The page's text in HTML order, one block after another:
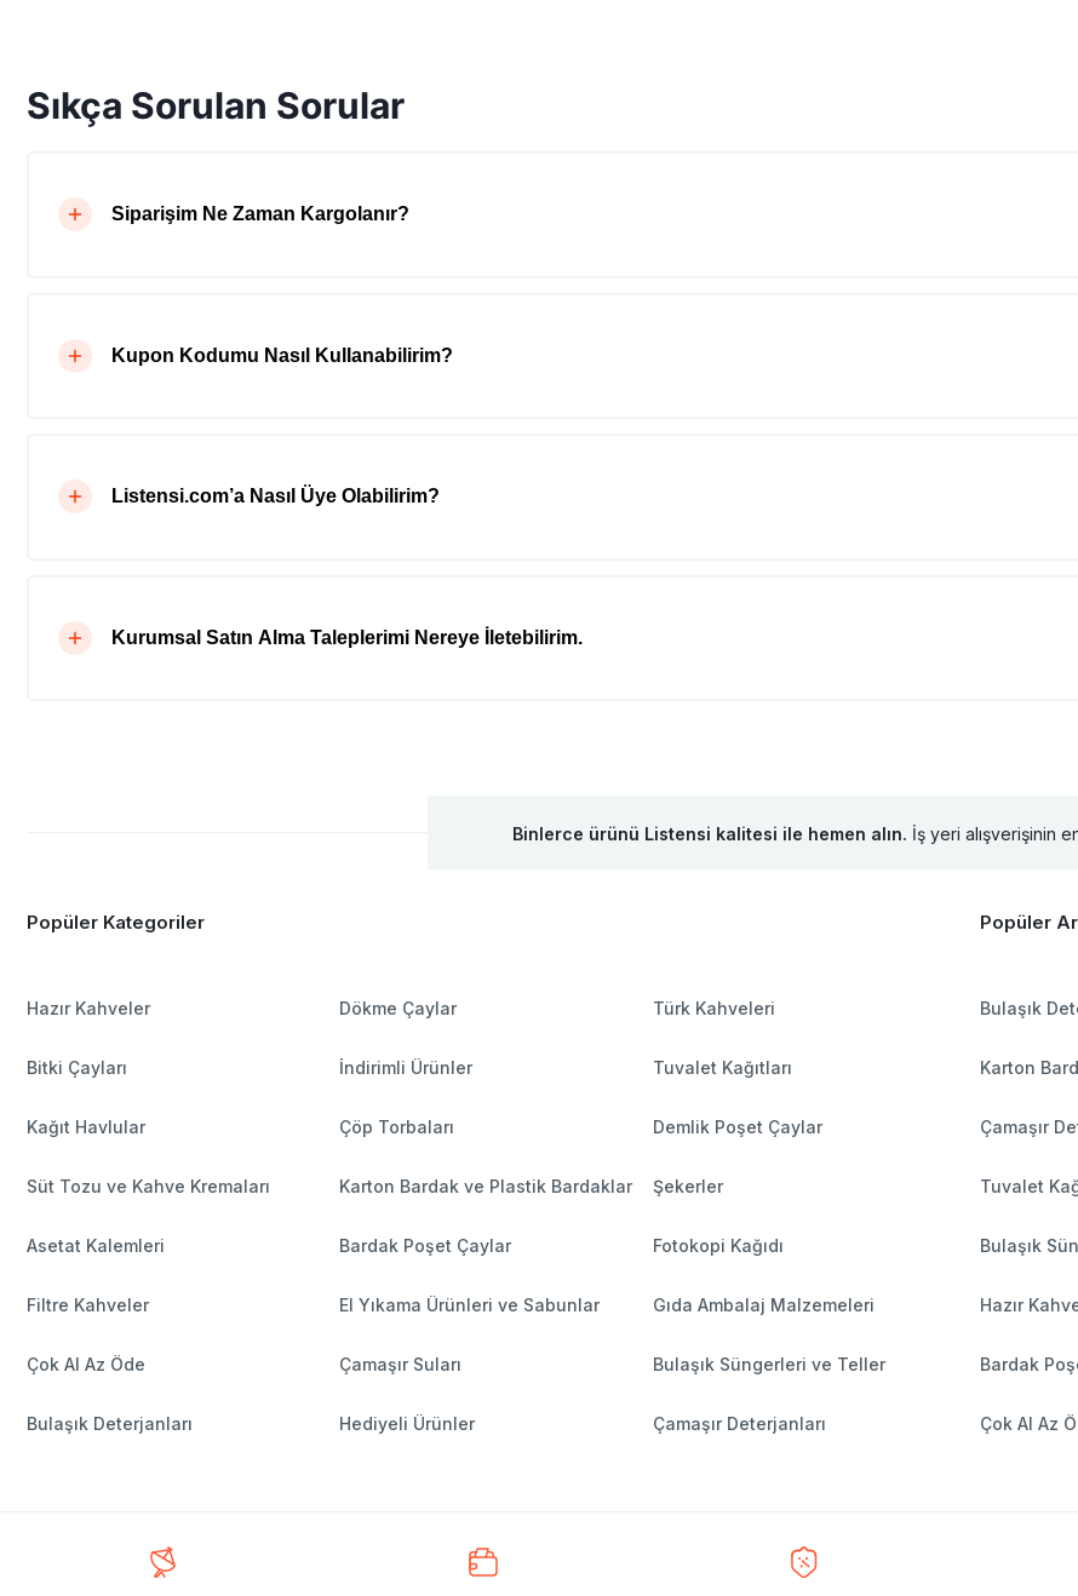
Sıkça Sorulan Sorular
Siparişim Ne Zaman Kargolanır?
Kupon Kodumu Nasıl Kullanabilirim?
Listensi.com’a Nasıl Üye Olabilirim?
Kurumsal Satın Alma Taleplerimi Nereye İletebilirim.
Binlerce ürünü Listensi kalitesi ile hemen alın. İş yeri alışverişinin
Popüler Kategoriler Popüler
Hazır Kahveler Dökme Çaylar Türk Kahveleri
Bitki Çayları İndirimli Ürünler Tuvalet Kağıtları
Kağıt Havlular Çöp Torbaları Demlik Poşet Çaylar
Süt Tozu ve Kahve Kremaları Karton Bardak ve Plastik Bardaklar Şekerler
Asetat Kalemleri Bardak Poşet Çaylar Fotokopi Kağıdı
Filtre Kahveler El Yıkama Ürünleri ve Sabunlar Gıda Ambalaj Malzemeleri
Çok Al Az Öde Çamaşır Suları Bulaşık Süngerleri ve Teller
Bulaşık Deterjanları Hediyeli Ürünler Çamaşır Deterjanları
Bulaşık
Karton
Çamaşır
Tuvalet
Bulaşık
Hazır
Bardak
Çok Al Az